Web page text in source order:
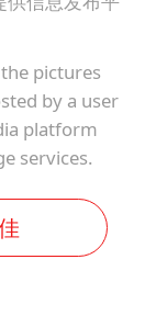
pictures
by a user
platform
services.